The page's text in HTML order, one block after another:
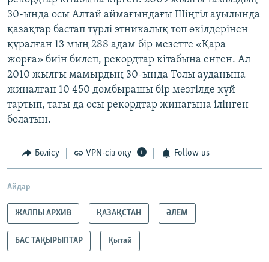
30-ында осы Алтай аймағындағы Шіңгіл ауылында
қазақтар бастап түрлі этникалық топ өкілдерінен
құралған 13 мың 288 адам бір мезетте «Қара
жорға» биін билеп, рекордтар кітабына енген. Ал
2010 жылғы мамырдың 30-ында Толы ауданына
жиналған 10 450 домбырашы бір мезгілде күй
тартып, тағы да осы рекордтар жинағына ілінген
болатын.
Бөлісу VPN-сіз оқу Follow us
Айдар
ЖАЛПЫ АРХИВ ҚАЗАҚСТАН ӘЛЕМ
БАС ТАҚЫРЫПТАР Қытай